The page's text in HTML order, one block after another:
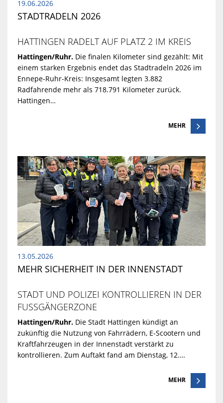
19.06.2026
STADTRADELN 2026
HATTINGEN RADELT AUF PLATZ 2 IM KREIS
Hattingen/Ruhr.Die finalen Kilometer sind gezählt: Mit
einem starken Ergebnis endet das Stadtradeln 2026 im
Ennepe-Ruhr-Kreis: Insgesamt legten 3.882
Radfahrende mehr als 718.791 Kilometer zurück.
Hattingen…
MEHR
13.05.2026
MEHR SICHERHEIT IN DER INNENSTADT
STADT UND POLIZEI KONTROLLIEREN IN DER
FUSSGÄNGERZONE
Hattingen/Ruhr.Die Stadt Hattingen kündigt an
zukünftig die Nutzung von Fahrrädern, E-Scootern und
Kraftfahrzeugen in der Innenstadt verstärkt zu
kontrollieren. Zum Auftakt fand am Dienstag, 12.…
MEHR